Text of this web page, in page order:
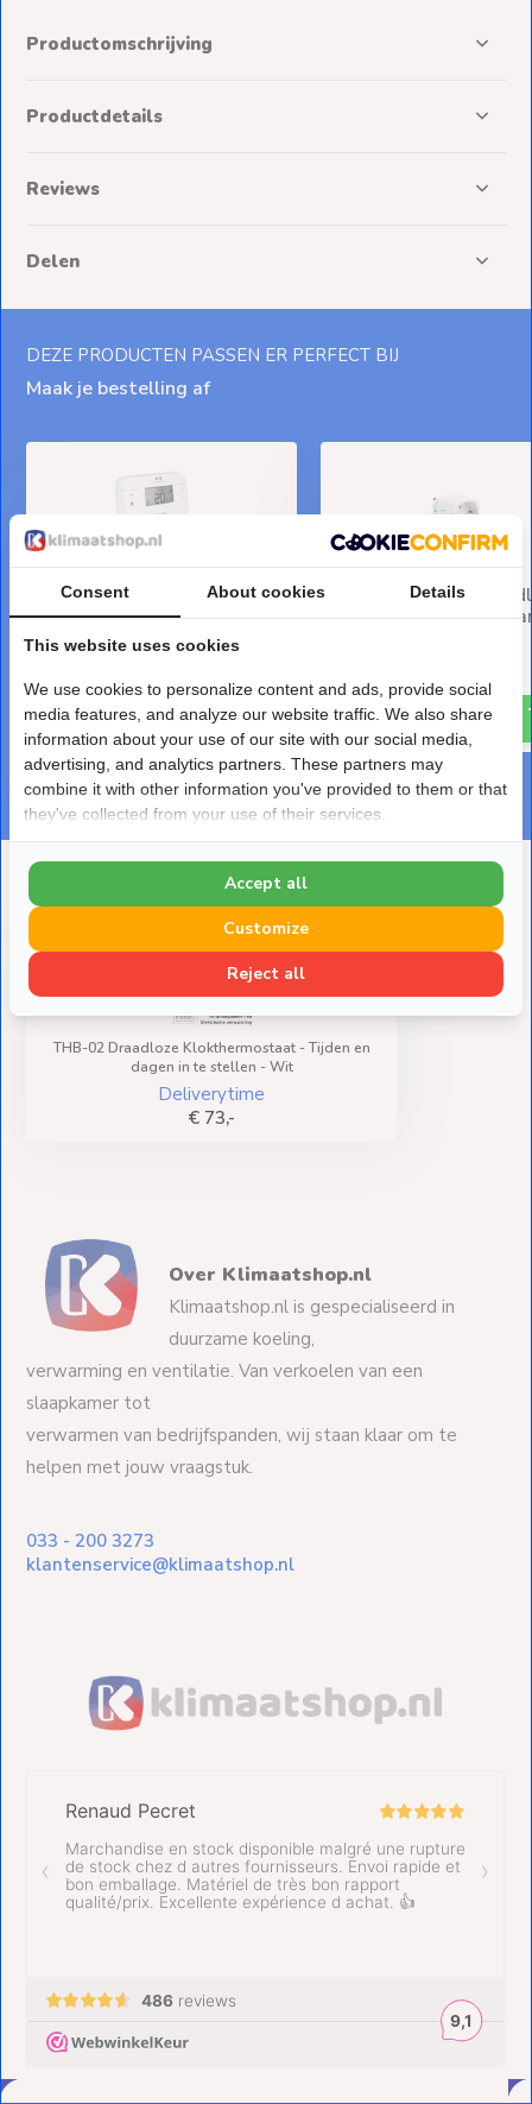
Productomschrijving
Productdetails
Reviews
Delen
DEZE PRODUCTEN PASSEN ER PERFECT BIJ
Maak je bestelling af
Salus RT510SPE Draadloze
Thermostaat Set met Plug-
in Stekkerontvanger
Deliverytime
€ 177,-
Salus SPE868
Plug-in
€ 96,-
Deze heb je eerder bekeken
THB-02 Draadloze Klokthermostaat - Tijden en
dagen in te stellen - Wit
Deliverytime
€ 73,-
Over Klimaatshop.nl
Klimaatshop.nl is gespecialiseerd in
duurzame koeling,
verwarming en ventilatie. Van verkoelen van een
slaapkamer tot
verwarmen van bedrijfspanden, wij staan klaar om te
helpen met jouw vraagstuk.
033 - 200 3273
klantenservice@klimaatshop.nl
Consent About cookies Details
This website uses cookies
We use cookies to personalize content and ads, provide social
media features, and analyze our website traffic. We also share
information about your use of our site with our social media,
advertising, and analytics partners. These partners may
combine it with other information you've provided to them or that
they've collected from your use of their services.
Reject all
Customize
Accept all